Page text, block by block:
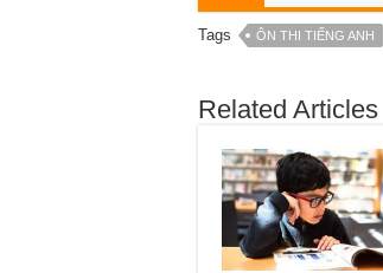
Tags ÔN THI TIẾNG ANH
Related Articles